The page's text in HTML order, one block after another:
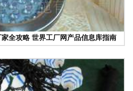
全攻略 世界工厂网产品信息库指南